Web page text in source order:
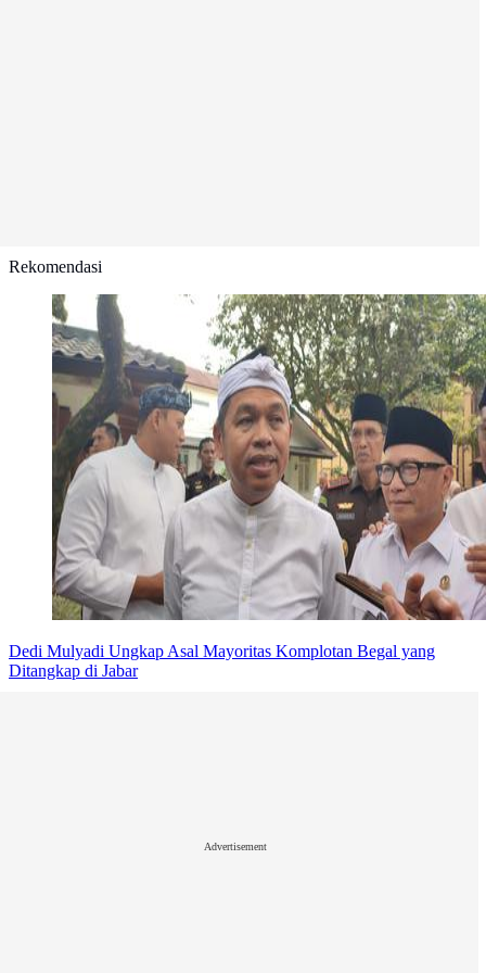
Rekomendasi
Dedi Mulyadi Ungkap Asal Mayoritas Komplotan Begal yang
Ditangkap di Jabar
Advertisement